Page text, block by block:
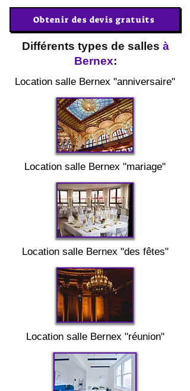
Obtenir des devis gratuits
Différents types de salles à
Bernex:
Location salle Bernex "anniversaire"
Location salle Bernex "mariage"
Location salle Bernex "des fêtes"
Location salle Bernex "réunion"